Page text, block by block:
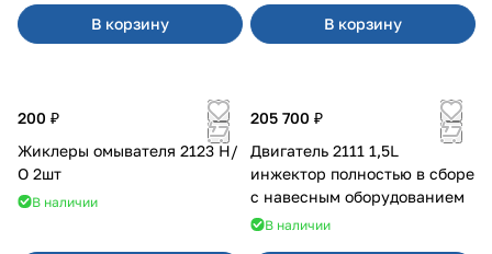
В корзину В корзину
200 ₽
Жиклеры омывателя 2123 Н/
О 2шт
В наличии
205 700 ₽
Двигатель 2111 1,5L
инжектор полностью в сборе
с навесным оборудованием
В наличии